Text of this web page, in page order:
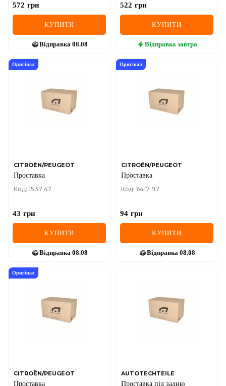
572 грн
КУПИТИ
Відправка 08.08
522 грн
КУПИТИ
Відправка завтра
Оригінал
CITROËN/PEUGEOT
Проставка
Код: 1537 47
43 грн
КУПИТИ
Відправка 08.08
Оригінал
CITROËN/PEUGEOT
Проставка
Код: 6417 97
94 грн
КУПИТИ
Відправка 08.08
Оригінал
CITROËN/PEUGEOT
Проставка
AUTOTECHTEILE
Проставка під задню